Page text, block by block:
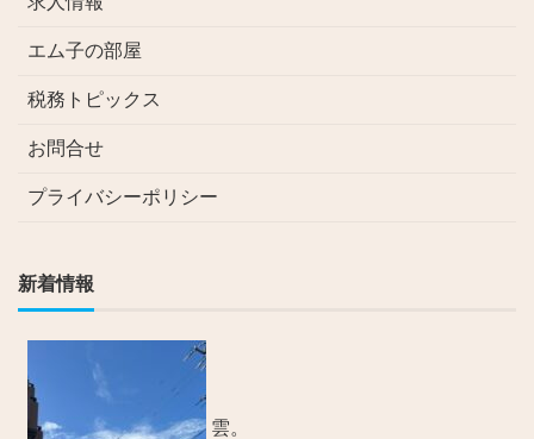
エム子の部屋
税務トピックス
お問合せ
プライバシーポリシー
新着情報
雲。